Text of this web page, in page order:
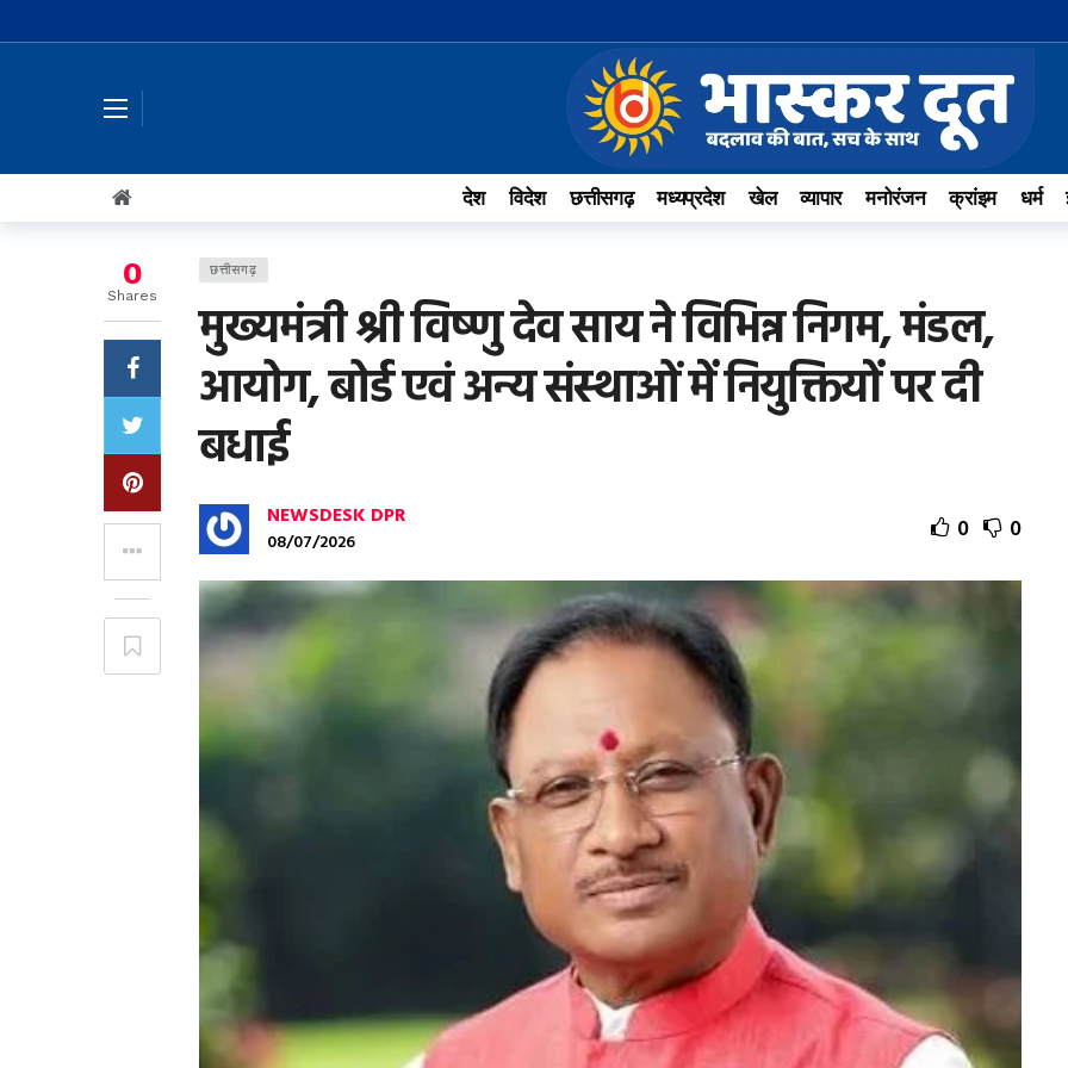
देश विदेश छत्तीसगढ़ मध्यप्रदेश खेल व्यापार मनोरंजन क्रांइम धर्म
छत्तीसगढ़
मुख्यमंत्री श्री विष्णु देव साय ने विभिन्न निगम, मंडल,
आयोग, बोर्ड एवं अन्य संस्थाओं में नियुक्तियों पर दी
बधाई
NEWSDESK DPR
08/07/2026 0 0
0
Shares